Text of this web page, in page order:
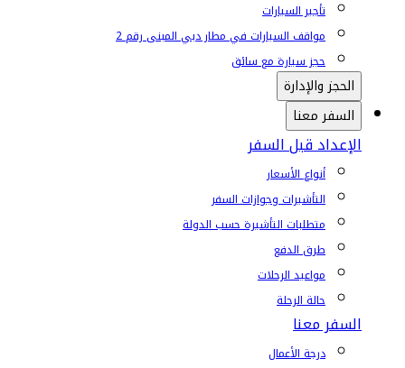
تأجير السيارات
مواقف السيارات في مطار دبي المبنى رقم 2
حجز سيارة مع سائق
الحجز والإدارة
السفر معنا
الإعداد قبل السفر
أنواع الأسعار
التأشيرات وجوازات السفر
متطلبات التأشيرة حسب الدولة
طرق الدفع
مواعيد الرحلات
حالة الرحلة
السفر معنا
درجة الأعمال